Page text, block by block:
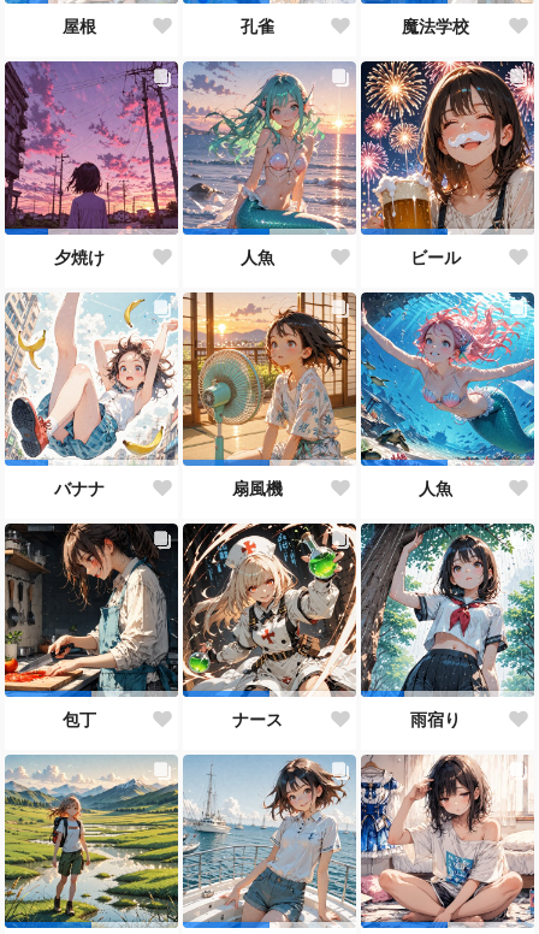
屋根 孔雀 魔法学校
夕焼け 人魚 ビール
バナナ 扇風機 人魚
包丁 ナース 雨宿り